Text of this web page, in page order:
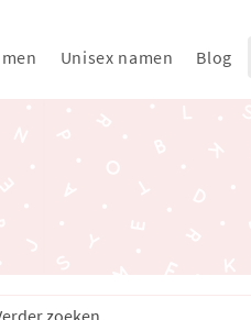
Unisex namen Blog